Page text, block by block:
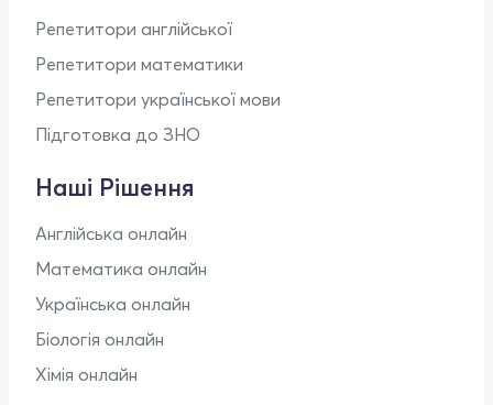
Репетитори англійської
Репетитори математики
Репетитори української мови
Підготовка до ЗНО
Наші Рішення
Англійська онлайн
Математика онлайн
Українська онлайн
Біологія онлайн
Хімія онлайн